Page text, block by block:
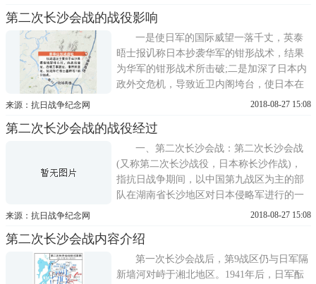
党的西南地区。日本在进攻中国的过程中，
进展迅速，但是战线过长，使得日本兵力略
显不足，为了使得战争尽快结束，...
第二次长沙会战的战役影响
一是使日军的国际威望一落千丈，英泰
晤士报讥称日本抄袭华军的钳形战术，结果
为华军的钳形战术所击破;二是加深了日本内
政外交危机，导致近卫内阁垮台，使日本在
对美谈判中也强硬不起来;三是极大地鼓舞了
次长沙会战(又称第二次长沙战役，日本称长
沙作战)，指 1941年9月17日至10月9日期间，
以中国第九战区为主的部队...
来源：抗日战争纪念网 2018-08-27 15:08
第二次长沙会战的战役经过
一、第二次长沙会战：第二次长沙会战
(又称第二次长沙战役，日本称长沙作战)，
指抗日战争期间，以中国第九战区为主的部
队在湖南省长沙地区对日本侵略军进行的一
次防御战役。为打击中国第9战区主力，摧毁
阳以南地区集结了第3、第4、第6、第40师团
和4个旅团，总兵力达12万余人，向中国军队
展开攻势。此次会战从1941年(...
来源：抗日战争纪念网 2018-08-27 15:08
第二次长沙会战内容介绍
第一次长沙会战后，第9战区仍与日军隔
新墙河对峙于湘北地区。1941年后，日军酝